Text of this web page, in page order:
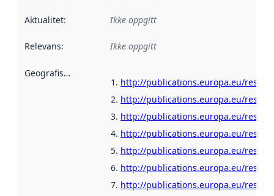
Aktualitet: Ikke oppgitt
Relevans: Ikke oppgitt
Geografisk avgrensning
http://publications.europa.eu/
http://publications.europa.eu/
http://publications.europa.eu/
http://publications.europa.eu/
http://publications.europa.eu/
http://publications.europa.eu/
http://publications.europa.eu/